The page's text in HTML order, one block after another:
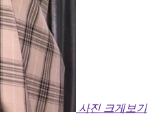
사진 크게보기